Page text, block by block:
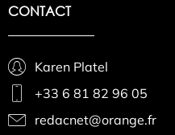
CONTACT
Karen Platel
+33 6 81 82 96 05
redacnet@orange.fr